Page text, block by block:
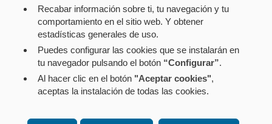
Noticia original dewww.navarra.es
Aviso legal Política de privacidad
Política de cookies
Recabar información sobre ti, tu navegación y tu
comportamiento en el sitio web. Y obtener
estadísticas generales de uso.
Puedes configurar las cookies que se instalarán en
tu navegador pulsando el botón “Configurar”.
Al hacer clic en el botón "Aceptar cookies",
aceptas la instalación de todas las cookies.